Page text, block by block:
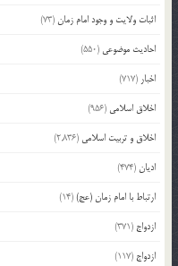
اثبات ولایت و وجود امام زمان(73)
احادیث موضوعی (550)
اخبار (717)
اخلاق اسلامی (956)
اخلاق و تربیت اسلامی (2,836)
ادیان(474)
ارتباط با امام زمان (عج)(14)
ازدواج (371)
ازدواج (117)